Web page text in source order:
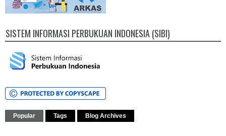
SISTEM INFORMASI PERBUKUAN INDONESIA (SIBI)
Popular Tags Blog Archives